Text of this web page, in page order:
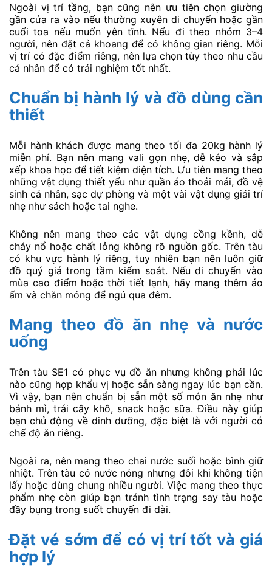
Ngoài vị trí tầng, bạn cũng nên ưu tiên chọn giường
gần cửa ra vào nếu thường xuyên di chuyển hoặc gần
cuối toa nếu muốn yên tĩnh. Nếu đi theo nhóm 3–4
người, nên đặt cả khoang để có không gian riêng. Mỗi
vị trí có đặc điểm riêng, nên lựa chọn tùy theo nhu cầu
cá nhân để có trải nghiệm tốt nhất.
Chuẩn bị hành lý và đồ dùng cần
thiết
Mỗi hành khách được mang theo tối đa 20kg hành lý
miễn phí. Bạn nên mang vali gọn nhẹ, dễ kéo và sắp
xếp khoa học để tiết kiệm diện tích. Ưu tiên mang theo
những vật dụng thiết yếu như quần áo thoải mái, đồ vệ
sinh cá nhân, sạc dự phòng và một vài vật dụng giải trí
nhẹ như sách hoặc tai nghe.
Không nên mang theo các vật dụng cồng kềnh, dễ
cháy nổ hoặc chất lỏng không rõ nguồn gốc. Trên tàu
có khu vực hành lý riêng, tuy nhiên bạn nên luôn giữ
đồ quý giá trong tầm kiểm soát. Nếu di chuyển vào
mùa cao điểm hoặc thời tiết lạnh, hãy mang thêm áo
ấm và chăn mỏng để ngủ qua đêm.
Mang theo đồ ăn nhẹ và nước
uống
Trên tàu SE1 có phục vụ đồ ăn nhưng không phải lúc
nào cũng hợp khẩu vị hoặc sẵn sàng ngay lúc bạn cần.
Vì vậy, bạn nên chuẩn bị sẵn một số món ăn nhẹ như
bánh mì, trái cây khô, snack hoặc sữa. Điều này giúp
bạn chủ động về dinh dưỡng, đặc biệt là với người có
chế độ ăn riêng.
Ngoài ra, nên mang theo chai nước suối hoặc bình giữ
nhiệt. Trên tàu có nước nóng nhưng đôi khi không tiện
lấy hoặc dùng chung nhiều người. Việc mang theo thực
phẩm nhẹ còn giúp bạn tránh tình trạng say tàu hoặc
đầy bụng trong suốt chuyến đi dài.
Đặt vé sớm để có vị trí tốt và giá
hợp lý